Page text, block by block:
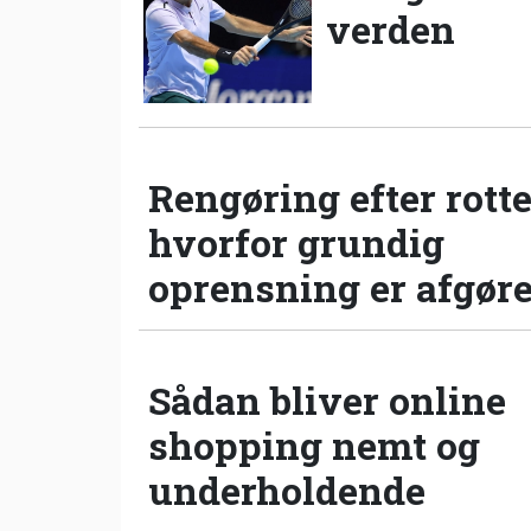
verden
Rengøring efter
hvorfor grundig
oprensning er
Sådan bliver online
shopping nemt og
underholdende